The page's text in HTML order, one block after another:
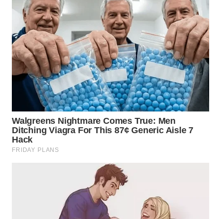
KALBAR
WN
KALTENG
WN
KALTARA
WN
KALTIM